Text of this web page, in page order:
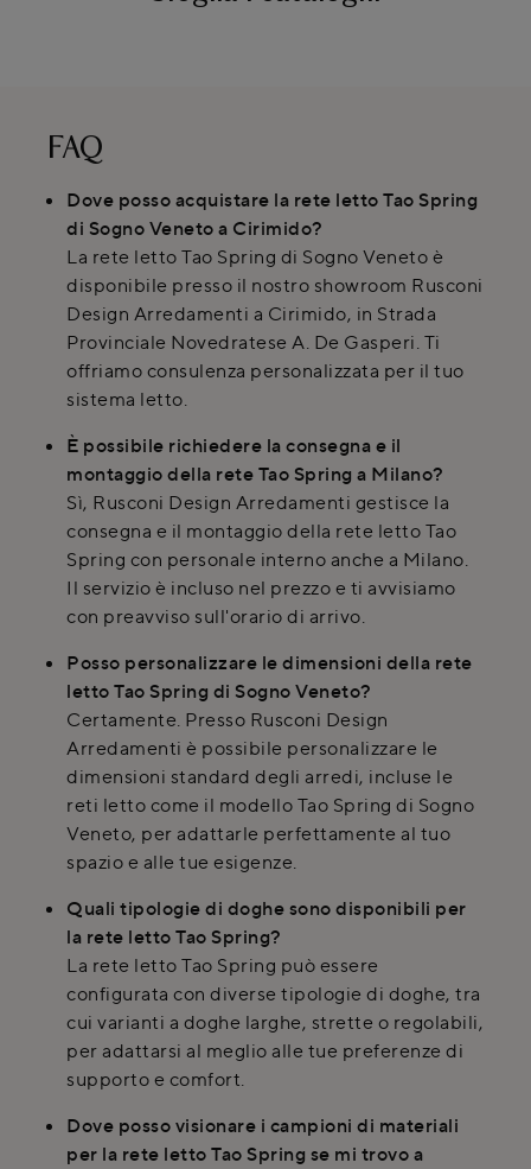
FAQ
Dove posso acquistare la rete letto Tao Spring
di Sogno Veneto a Cirimido?
La rete letto Tao Spring di Sogno Veneto è
disponibile presso il nostro showroom Rusconi
Design Arredamenti a Cirimido, in Strada
Provinciale Novedratese A. De Gasperi. Ti
offriamo consulenza personalizzata per il tuo
sistema letto.
È possibile richiedere la consegna e il
montaggio della rete Tao Spring a Milano?
Sì, Rusconi Design Arredamenti gestisce la
consegna e il montaggio della rete letto Tao
Spring con personale interno anche a Milano.
Il servizio è incluso nel prezzo e ti avvisiamo
con preavviso sull'orario di arrivo.
Posso personalizzare le dimensioni della rete
letto Tao Spring di Sogno Veneto?
Certamente. Presso Rusconi Design
Arredamenti è possibile personalizzare le
dimensioni standard degli arredi, incluse le
reti letto come il modello Tao Spring di Sogno
Veneto, per adattarle perfettamente al tuo
spazio e alle tue esigenze.
Quali tipologie di doghe sono disponibili per
la rete letto Tao Spring?
La rete letto Tao Spring può essere
configurata con diverse tipologie di doghe, tra
cui varianti a doghe larghe, strette o regolabili,
per adattarsi al meglio alle tue preferenze di
supporto e comfort.
Dove posso visionare i campioni di materiali
per la rete letto Tao Spring se mi trovo a